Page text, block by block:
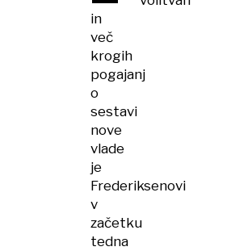
in
več
krogih
pogajanj
o
sestavi
nove
vlade
je
Frederiksenovi
v
začetku
tedna